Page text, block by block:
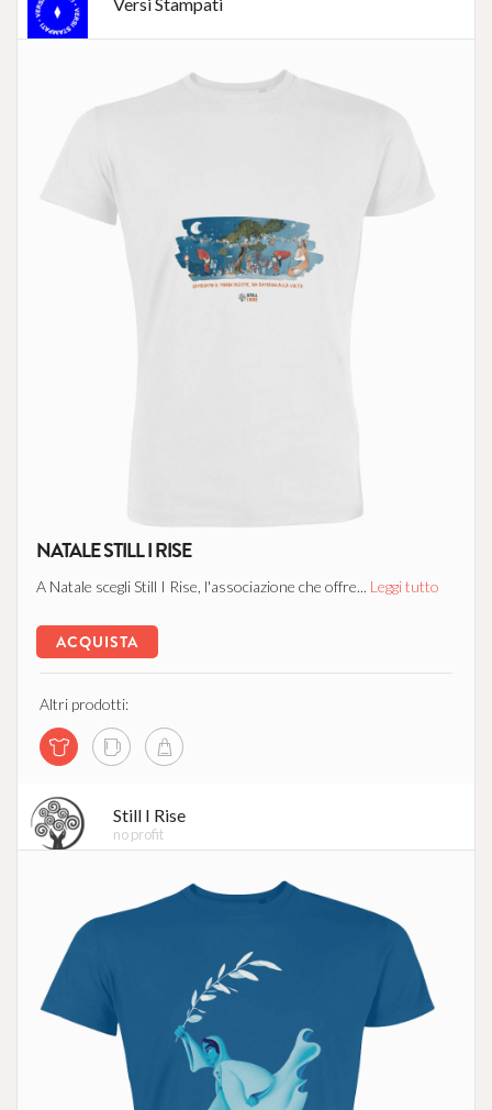
NATALE STILL I RISE
A Natale scegli Still I Rise, l'associazione che offre... Leggi tutto
ACQUISTA
Altri prodotti:
Still I Rise
no profit